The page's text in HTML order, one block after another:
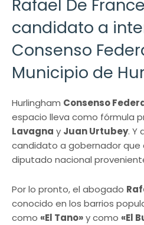
Rafael De
candidato a
Consenso
Municipio de
Hurlingham Consenso
espacio lleva como fórmula
Lavagna y Juan Urtubey. Y
candidato a gobernador que
diputado nacional
Por lo pronto, el abogado
conocido en los barrios
como «El Tano»y como «El